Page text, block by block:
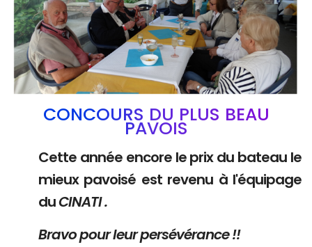
CONCOURS DU PLUS BEAU
PAVOIS
Cette année encore le prix du bateau le
mieux pavoisé est revenu à l'équipage
duCINATI .
Bravo pour leur persévérance !!